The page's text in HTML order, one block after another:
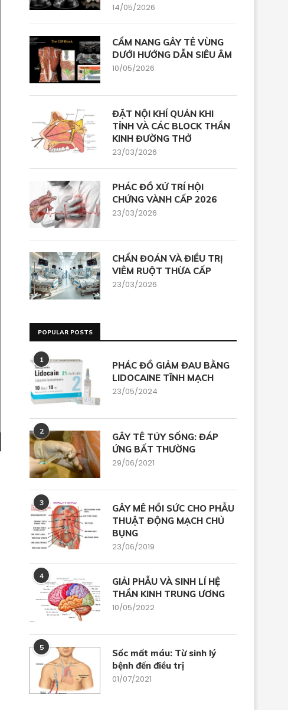
14/05/2026
CẨM NANG GÂY TÊ VÙNG
DƯỚI HƯỚNG DẪN SIÊU ÂM
10/05/2026
ĐẶT NỘI KHÍ QUẢN KHI
TỈNH VÀ CÁC BLOCK THẦN
KINH ĐƯỜNG THỞ
23/03/2026
PHÁC ĐỒ XỬ TRÍ HỘI
CHỨNG VÀNH CẤP 2026
23/03/2026
CHẨN ĐOÁN VÀ ĐIỀU TRỊ
VIÊM RUỘT THỪA CẤP
23/03/2026
POPULAR POSTS
1
PHÁC ĐỒ GIẢM ĐAU BẰNG
LIDOCAINE TĨNH MẠCH
23/05/2024
2
GÂY TÊ TỦY SỐNG: ĐÁP
ỨNG BẤT THƯỜNG
29/06/2021
3
GÂY MÊ HỒI SỨC CHO PHẪU
THUẬT ĐỘNG MẠCH CHỦ
BỤNG
23/06/2019
4
GIẢI PHẪU VÀ SINH LÍ HỆ
THẦN KINH TRUNG ƯƠNG
10/05/2022
5
Sốc mất máu: Từ sinh lý
bệnh đến điều trị
01/07/2021